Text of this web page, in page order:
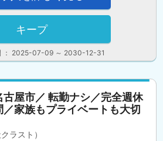
： 2025-07-09 ～ 2030-12-31
キープ
屋市／ 転勤ナシ／完全週休
家族もプライベートも大切
ラスト）